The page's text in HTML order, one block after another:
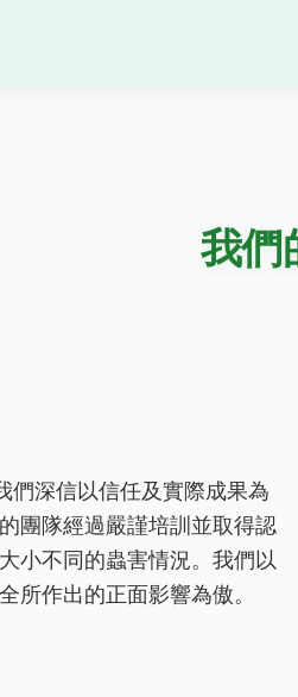
我們
們深信以信任及實際成果為
團隊經過嚴謹培訓並取得認
小不同的蟲害情況。我們以
所作出的正面影響為傲。